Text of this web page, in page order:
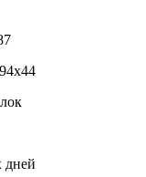
дней